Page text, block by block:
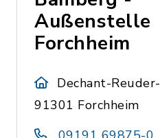
Außenstelle
Forchheim
Dechant-
91301 Forchheim